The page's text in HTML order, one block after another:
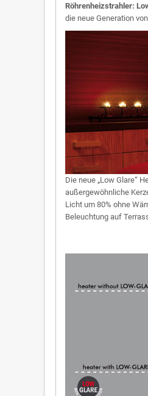
Röhrenheizstrahler:
die neue Generation
Die neue „Low Glare“
außergewöhnliche
Licht um 80% ohne
Beleuchtung auf